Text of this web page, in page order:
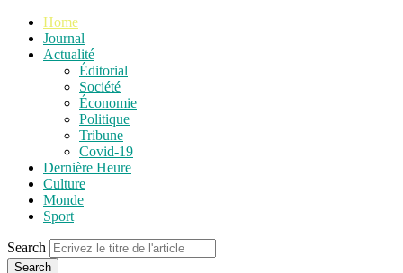
Home
Journal
Actualité
Éditorial
Société
Économie
Politique
Tribune
Covid-19
Dernière Heure
Culture
Monde
Sport
Search